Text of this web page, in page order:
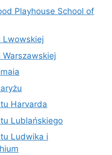
Playhouse School of
Lwowskiej
Harvarda
Lublańskiego
Ludwika i